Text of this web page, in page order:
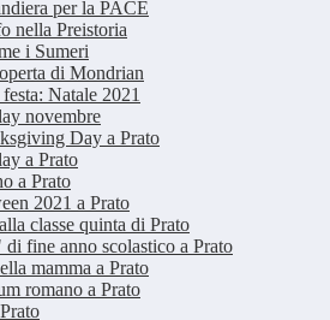
per la PACE
nella Preistoria
i Sumeri
di Mondrian
Natale 2021
novembre
Day a Prato
a Prato
a Prato
2021 a Prato
classe quinta di Prato
di fine anno scolastico a Prato
mamma a Prato
romano a Prato